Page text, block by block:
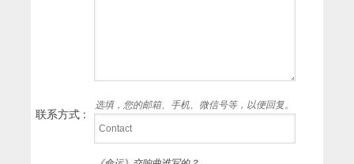
联系方式 :
选填，您的邮箱、手机、微信号等，以便回复。